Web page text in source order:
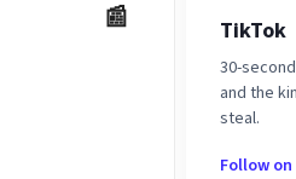
📰
TikTok
30-
and the
steal.
Follow